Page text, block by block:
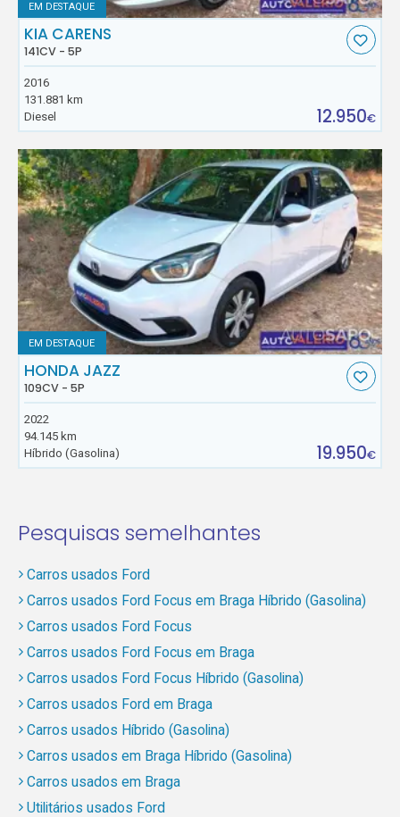
EM DESTAQUE
KIA CARENS
141CV - 5P
2016
131.881 km
Diesel
12.950€
EM DESTAQUE
HONDA JAZZ
109CV - 5P
2022
94.145 km
Híbrido (Gasolina)
19.950€
Pesquisas semelhantes
Carros usados Ford
Carros usados Ford Focus em Braga Híbrido (Gasolina)
Carros usados Ford Focus
Carros usados Ford Focus em Braga
Carros usados Ford Focus Híbrido (Gasolina)
Carros usados Ford em Braga
Carros usados Híbrido (Gasolina)
Carros usados em Braga Híbrido (Gasolina)
Carros usados em Braga
Utilitários usados Ford